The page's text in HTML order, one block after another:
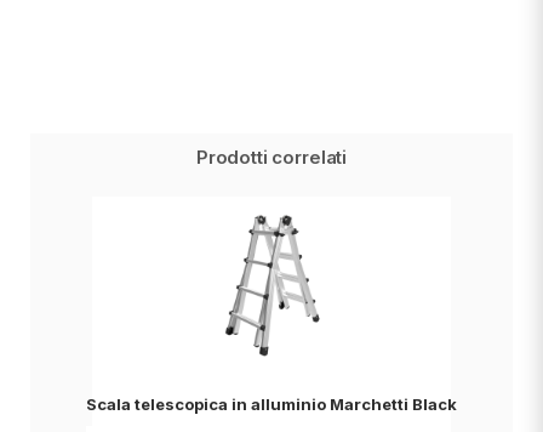
Prodotti correlati
Scala telescopica in alluminio Marchetti Black